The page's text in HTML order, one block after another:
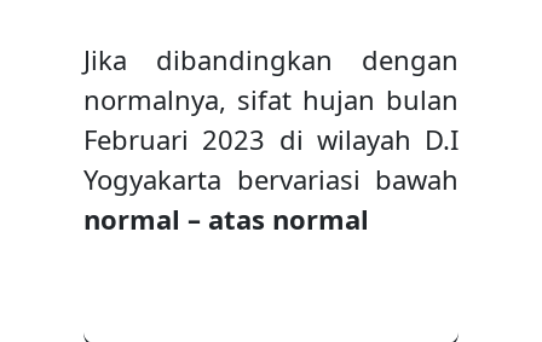
Jika dibandingkan dengan
normalnya, sifat hujan bulan
Februari 2023 di wilayah D.I
Yogyakarta bervariasi bawah
normal – atas normal